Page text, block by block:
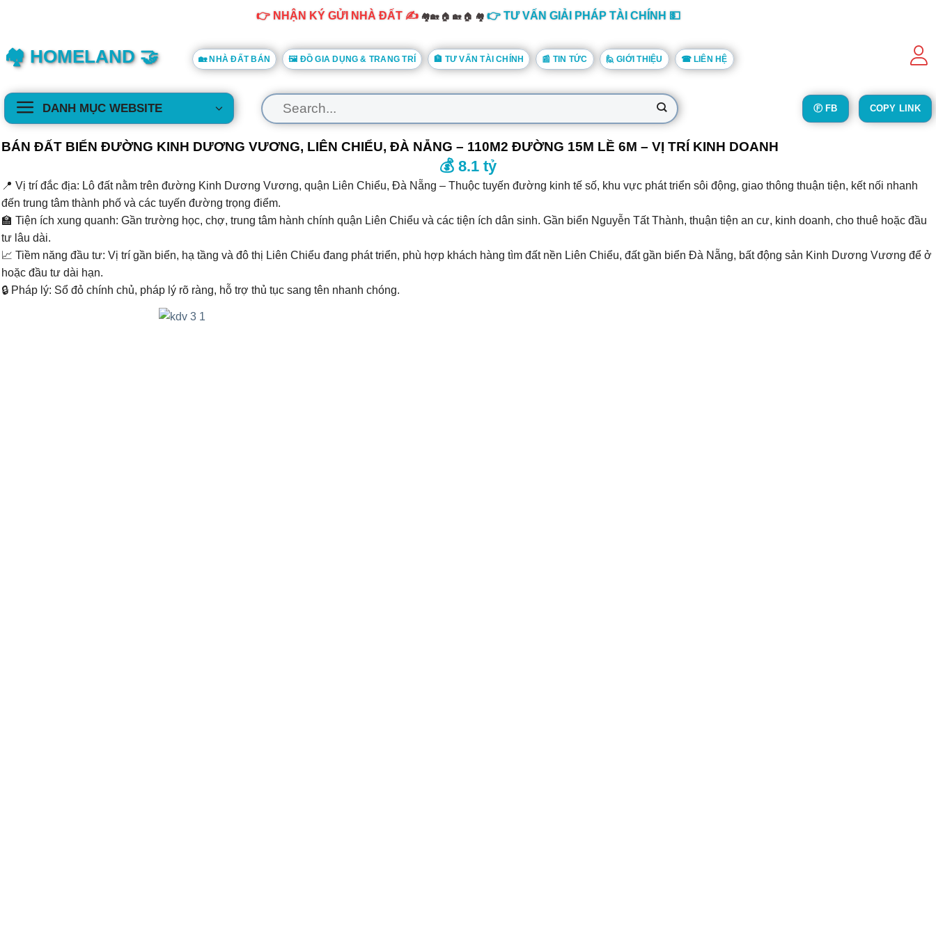
👉 NHẬN KÝ GỬI NHÀ ĐẤT ✍️ 🏘️🏡 🏠 🏡 🏠 🏘️ 👉 TƯ VẤN GIẢI PHÁP TÀI CHÍNH 💵
🏘️ HOMELAND 🤝 🏡 NHÀ ĐẤT BÁN 🖼️ ĐỒ GIA DỤNG & TRANG TRÍ 🏦 TƯ VẤN TÀI CHÍNH 📰 TIN TỨC 🙋 GIỚI THIỆU ☎ LIÊN HỆ
DANH MỤC WEBSITE
Tìm
kiếm:
Ⓕ FB COPY LINK
BÁN ĐẤT BIỂN ĐƯỜNG KINH DƯƠNG VƯƠNG, LIÊN CHIỂU, ĐÀ NẴNG – 110M2 ĐƯỜNG 15M LỀ 6M – VỊ TRÍ KINH DOANH
💰 8.1 tỷ
📍 Vị trí đắc địa: Lô đất nằm trên đường Kinh Dương Vương, quận Liên Chiểu, Đà Nẵng – Thuộc tuyến đường kinh tế số, khu vực phát triển sôi động, giao thông thuận tiện, kết nối nhanh
đến trung tâm thành phố và các tuyến đường trọng điểm.
🏫 Tiện ích xung quanh: Gần trường học, chợ, trung tâm hành chính quận Liên Chiểu và các tiện ích dân sinh. Gần biển Nguyễn Tất Thành, thuận tiện an cư, kinh doanh, cho thuê hoặc đầu
tư lâu dài.
📈 Tiềm năng đầu tư: Vị trí gần biển, hạ tầng và đô thị Liên Chiểu đang phát triển, phù hợp khách hàng tìm đất nền Liên Chiểu, đất gần biển Đà Nẵng, bất động sản Kinh Dương Vương để ở
hoặc đầu tư dài hạn.
🔒 Pháp lý: Sổ đỏ chính chủ, pháp lý rõ ràng, hỗ trợ thủ tục sang tên nhanh chóng.